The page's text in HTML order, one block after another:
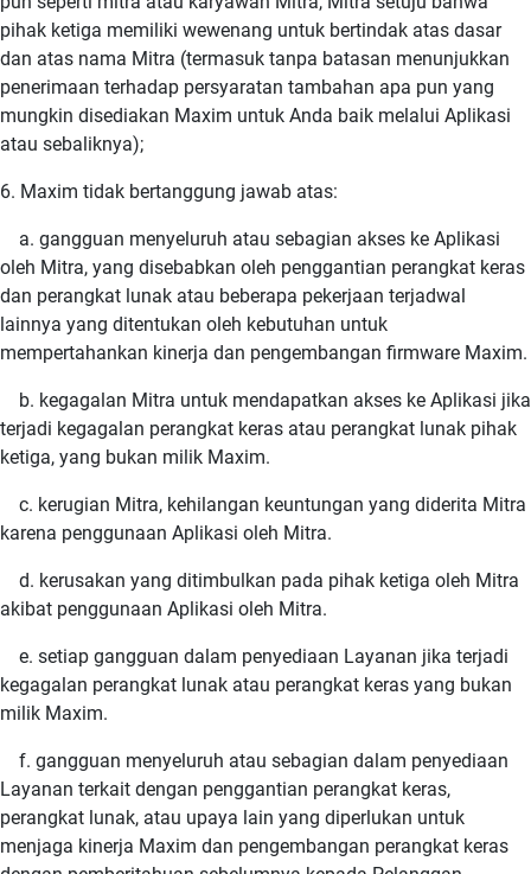
pihak ketiga memiliki wewenang untuk bertindak atas dasar
dan atas nama Mitra (termasuk tanpa batasan menunjukkan
penerimaan terhadap persyaratan tambahan apa pun yang
mungkin disediakan Maxim untuk Anda baik melalui Aplikasi
atau sebaliknya);
6. Maxim tidak bertanggung jawab atas:
a. gangguan menyeluruh atau sebagian akses ke Aplikasi
oleh Mitra, yang disebabkan oleh penggantian perangkat keras
dan perangkat lunak atau beberapa pekerjaan terjadwal
lainnya yang ditentukan oleh kebutuhan untuk
mempertahankan kinerja dan pengembangan firmware Maxim.
b. kegagalan Mitra untuk mendapatkan akses ke Aplikasi jika
terjadi kegagalan perangkat keras atau perangkat lunak pihak
ketiga, yang bukan milik Maxim.
c. kerugian Mitra, kehilangan keuntungan yang diderita Mitra
karena penggunaan Aplikasi oleh Mitra.
d. kerusakan yang ditimbulkan pada pihak ketiga oleh Mitra
akibat penggunaan Aplikasi oleh Mitra.
e. setiap gangguan dalam penyediaan Layanan jika terjadi
kegagalan perangkat lunak atau perangkat keras yang bukan
milik Maxim.
f. gangguan menyeluruh atau sebagian dalam penyediaan
Layanan terkait dengan penggantian perangkat keras,
perangkat lunak, atau upaya lain yang diperlukan untuk
menjaga kinerja Maxim dan pengembangan perangkat keras